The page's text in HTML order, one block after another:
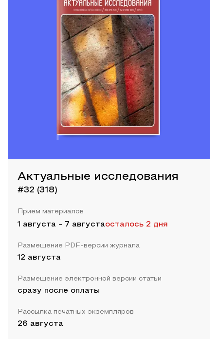
Актуальные исследования
#32 (318)
Прием материалов
1 августа - 7 августаосталось 2 дня
Размещение PDF-версии журнала
12 августа
Размещение электронной версии статьи
сразу после оплаты
Рассылка печатных экземпляров
26 августа